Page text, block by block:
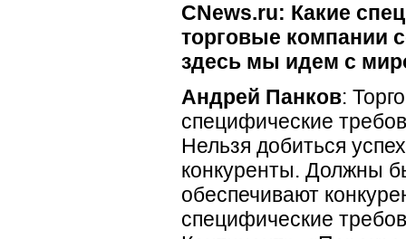
CNews.ru: Какие
торговые компании
здесь мы идем с
Андрей Панков:
специфические
Нельзя добиться
конкуренты. Должны
обеспечивают
специфические